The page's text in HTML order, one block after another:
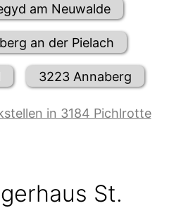
am Neuwalde
an der Pielach
3223 Annaberg
in 3184 Pichlrotte
St.